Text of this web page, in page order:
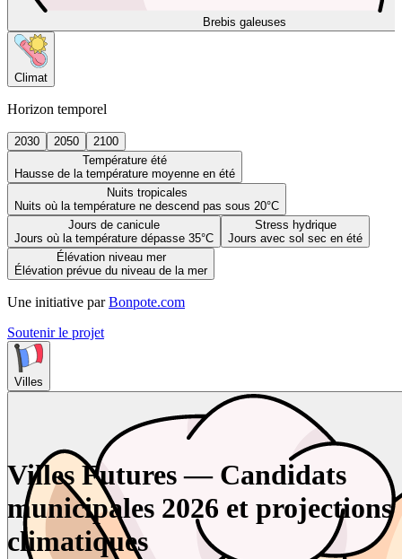
Brebis galeuses
Climat
Horizon temporel
2030 2050
2100
Température été
Hausse de la température moyenne en été
Nuits tropicales
Nuits où la température ne descend pas sous 20°C
Jours de canicule
Jours où la température dépasse 35°C
Stress hydrique
Jours avec sol sec en été
Élévation niveau mer
Élévation prévue du niveau de la mer
Une initiative par Bonpote.com
Soutenir le projet
Villes
Villes Futures — Candidats
municipales 2026 et projections
climatiques